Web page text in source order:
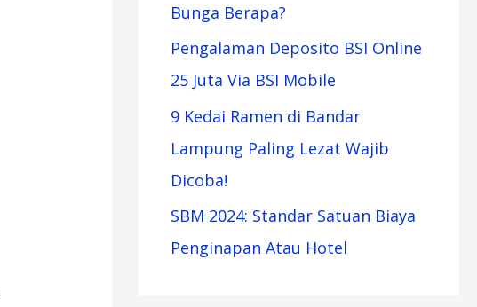
Bunga Berapa?
Pengalaman Deposito BSI Online
25 Juta Via BSI Mobile
9 Kedai Ramen di Bandar
Lampung Paling Lezat Wajib
Dicoba!
SBM 2024: Standar Satuan Biaya
Penginapan Atau Hotel